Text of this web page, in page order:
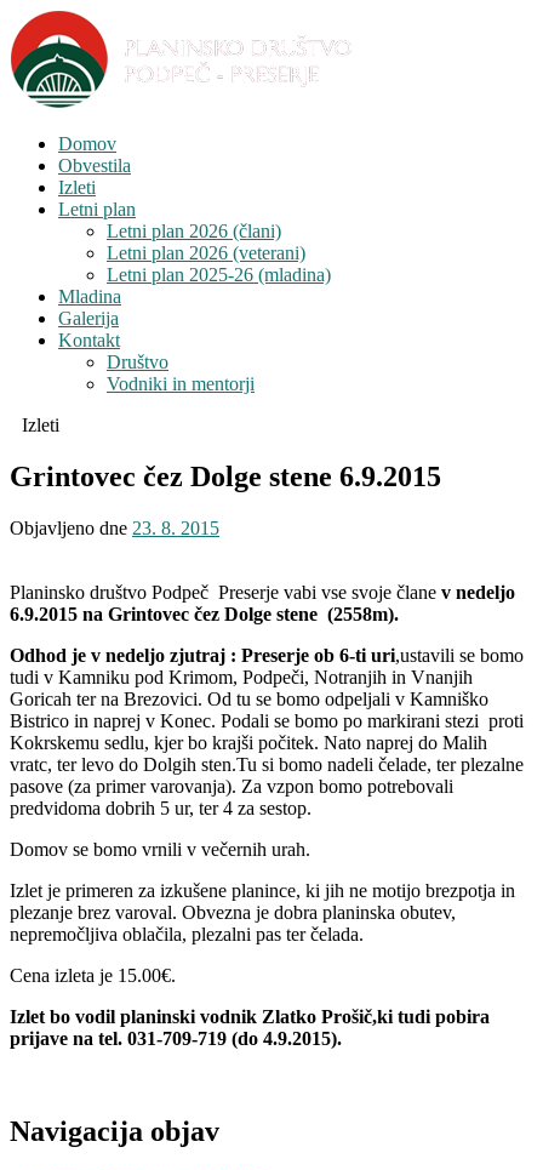
Domov
Obvestila
Izleti
Letni plan
Letni plan 2026 (člani)
Letni plan 2026 (veterani)
Letni plan 2025-26 (mladina)
Mladina
Galerija
Kontakt
Društvo
Vodniki in mentorji
Izleti
Grintovec čez Dolge stene 6.9.2015
Objavljeno dne 23. 8. 2015
Planinsko društvo Podpeč Preserje vabi vse svoje člane v nedeljo
6.9.2015 na Grintovec čez Dolge stene (2558m).
Odhod je v nedeljo zjutraj : Preserje ob 6-ti uri,ustavili se bomo
tudi v Kamniku pod Krimom, Podpeči, Notranjih in Vnanjih
Goricah ter na Brezovici. Od tu se bomo odpeljali v Kamniško
Bistrico in naprej v Konec. Podali se bomo po markirani stezi proti
Kokrskemu sedlu, kjer bo krajši počitek. Nato naprej do Malih
vratc, ter levo do Dolgih sten.Tu si bomo nadeli čelade, ter plezalne
pasove (za primer varovanja). Za vzpon bomo potrebovali
predvidoma dobrih 5 ur, ter 4 za sestop.
Domov se bomo vrnili v večernih urah.
Izlet je primeren za izkušene planince, ki jih ne motijo brezpotja in
plezanje brez varoval. Obvezna je dobra planinska obutev,
nepremočljiva oblačila, plezalni pas ter čelada.
Cena izleta je 15.00€.
Izlet bo vodil planinski vodnik Zlatko Prošič,ki tudi pobira
prijave na tel. 031-709-719 (do 4.9.2015).
Navigacija objav